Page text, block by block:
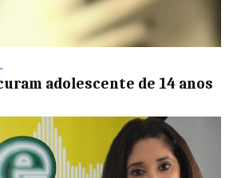
adolescente de 14 anos